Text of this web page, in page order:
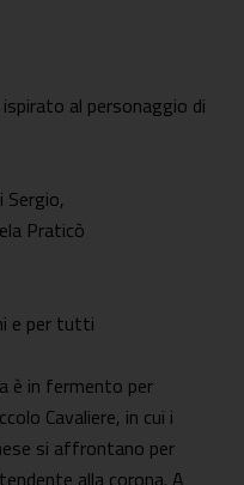
al personaggio di
Sergio,
Praticò
e per tutti
è in fermento per
Cavaliere, in cui i
si affrontano per
alla corona. A